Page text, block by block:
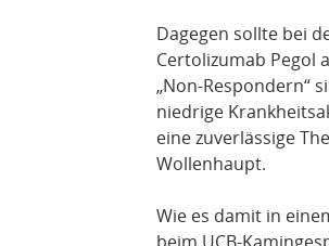
Dagegen sollte bei
Certolizumab Pegol
„Non-Respondern“
niedrige
eine zuverlässige
Wollenhaupt.
Wie es damit in